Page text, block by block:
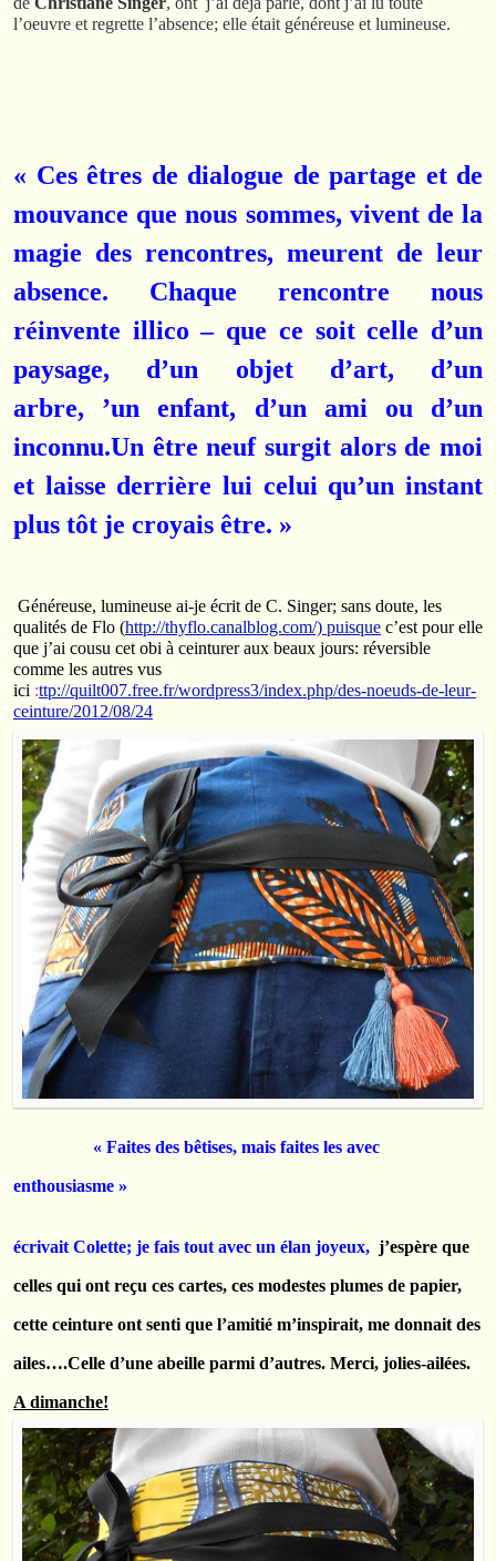
l’oeuvre et regrette l’absence; elle était généreuse et lumineuse.
« Ces êtres de dialogue de partage et de
mouvance que nous sommes, vivent de la
magie des rencontres, meurent de leur
absence. Chaque rencontre nous
réinvente illico – que ce soit celle d’un
paysage, d’un objet d’art, d’un
arbre, ’un enfant, d’un ami ou d’un
inconnu.Un être neuf surgit alors de moi
et laisse derrière lui celui qu’un instant
plus tôt je croyais être. »
Généreuse, lumineuse ai-je écrit de C. Singer; sans doute, les
qualités de Flo (http://thyflo.canalblog.com/) puisque c’est pour elle
que j’ai cousu cet obi à ceinturer aux beaux jours: réversible
comme les autres vus
ici :ttp://quilt007.free.fr/wordpress3/index.php/des-noeuds-de-leur-
ceinture/2012/08/24
« Faites des bêtises, mais faites les avec
enthousiasme »
écrivait Colette; je fais tout avec un élan joyeux, j’espère que
celles qui ont reçu ces cartes, ces modestes plumes de papier,
cette ceinture ont senti que l’amitié m’inspirait, me donnait des
ailes….Celle d’une abeille parmi d’autres. Merci, jolies-ailées.
A dimanche!